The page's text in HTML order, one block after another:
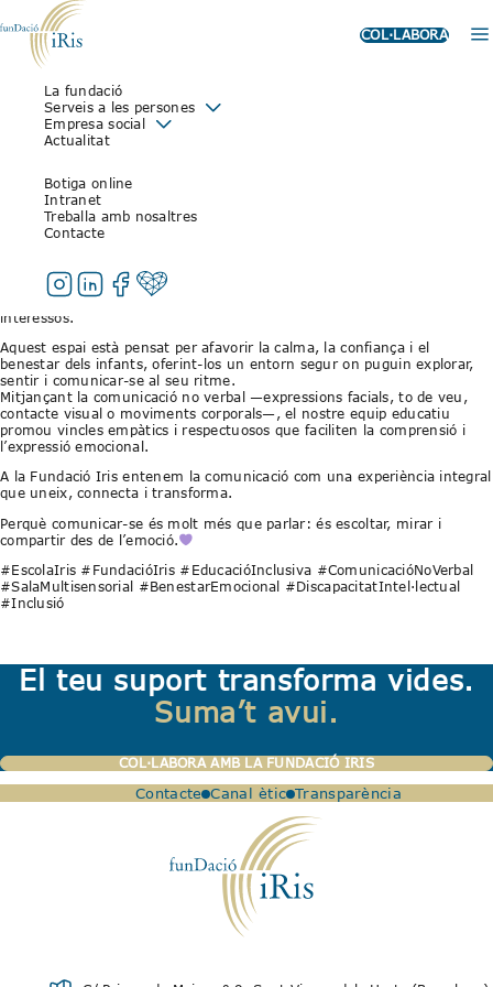
COL·LABORA
La fundació
Serveis a les persones
Empresa social
Actualitat
Botiga online
Intranet
Treballa amb nosaltres
Contacte
LA COMUNICACIÓ NO VERBAL
A LA SALA MULTISENSORIAL DE
20 d’octubre de 2025
enllà de les paraules.
Els gestos, les mirades o els moviments subtils es converteixen en un
llenguatge propi que permet expressar emocions, necessitats i
interessos.
Aquest espai està pensat per afavorir la calma, la confiança i el
benestar dels infants, oferint-los un entorn segur on puguin explorar,
sentir i comunicar-se al seu ritme.
Mitjançant la comunicació no verbal —expressions facials, to de veu,
contacte visual o moviments corporals—, el nostre equip educatiu
promou vincles empàtics i respectuosos que faciliten la comprensió i
l’expressió emocional.
A la Fundació Iris entenem la comunicació com una experiència integral
que uneix, connecta i transforma.
Perquè comunicar-se és molt més que parlar: és escoltar, mirar i
compartir des de l’emoció.
#EscolaIris #FundacióIris #EducacióInclusiva #ComunicacióNoVerbal
#SalaMultisensorial #BenestarEmocional #DiscapacitatIntel·lectual
#Inclusió
El teu suport transforma vides.
Suma’t avui.
COL·LABORA AMB LA FUNDACIÓ IRIS
Contacte Canal ètic Transparència